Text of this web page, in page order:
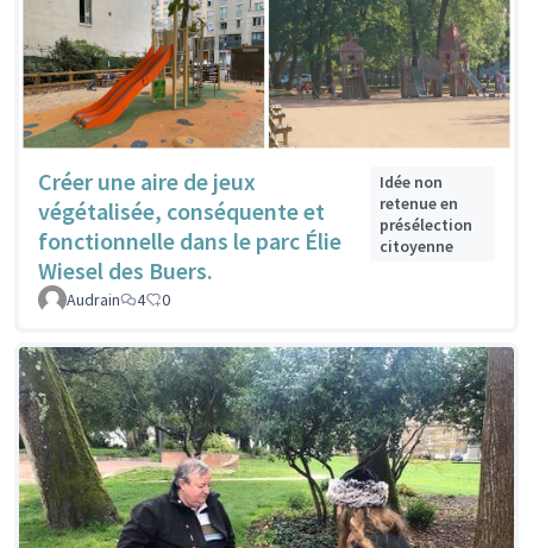
Créer une aire de jeux
végétalisée, conséquente et
fonctionnelle dans le parc Élie
Wiesel des Buers.
Idée non
retenue en
présélection
citoyenne
Audrain 4 0